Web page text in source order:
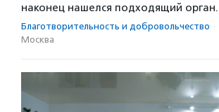
наконец нашелся подходящий орган.
Благотвори­тель­ность и доброволь­чест­во ·
Москва